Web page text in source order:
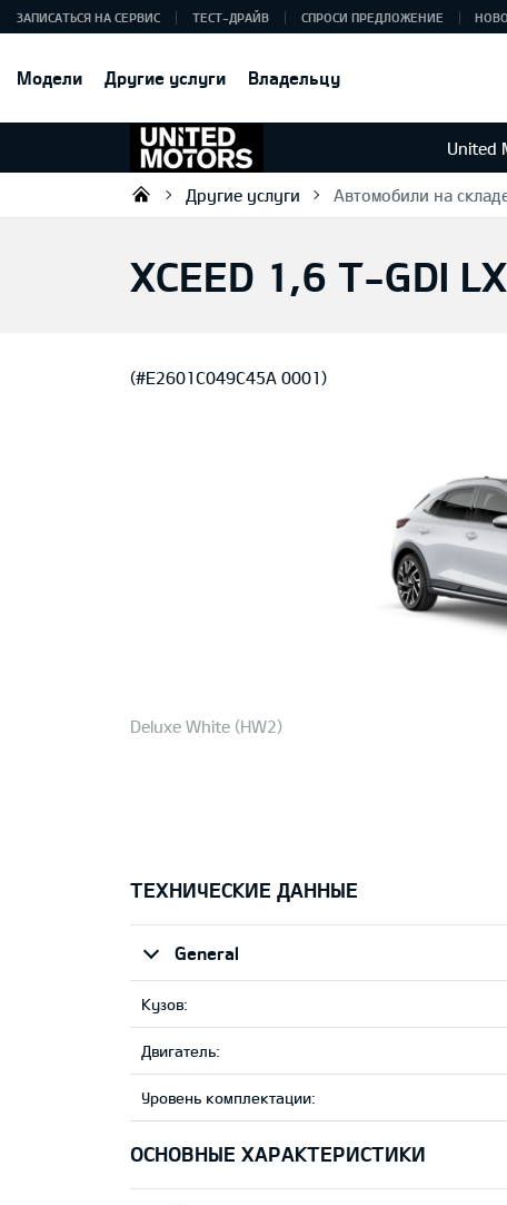
Модели Другие услуги Владельцу
ЗАПИСАТЬСЯ НА СЕРВИС ТЕСТ-ДРАЙВ СПРОСИ ПРЕДЛОЖЕНИЕ
United
KIA DEALER MOTORS AS
Другие услуги Автомобили на
XCEED 1,6 T-GDI
(#E2601C049C45A 0001)
Deluxe White (HW2)
ТЕХНИЧЕСКИЕ ДАННЫЕ
General
Кузов:
Двигатель:
Уровень комплектации:
ОСНОВНЫЕ ХАРАКТЕРИСТИКИ